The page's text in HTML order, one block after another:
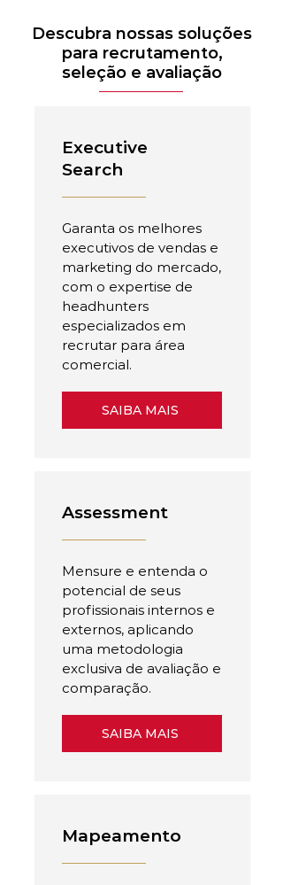
Descubra nossas soluções
para recrutamento,
seleção e avaliação
Executive
Search
Garanta os melhores
executivos de vendas e
marketing do mercado,
com o expertise de
headhunters
especializados em
recrutar para área
comercial.
SAIBA MAIS
Assessment
Mensure e entenda o
potencial de seus
profissionais internos e
externos, aplicando
uma metodologia
exclusiva de avaliação e
comparação.
SAIBA MAIS
Mapeamento